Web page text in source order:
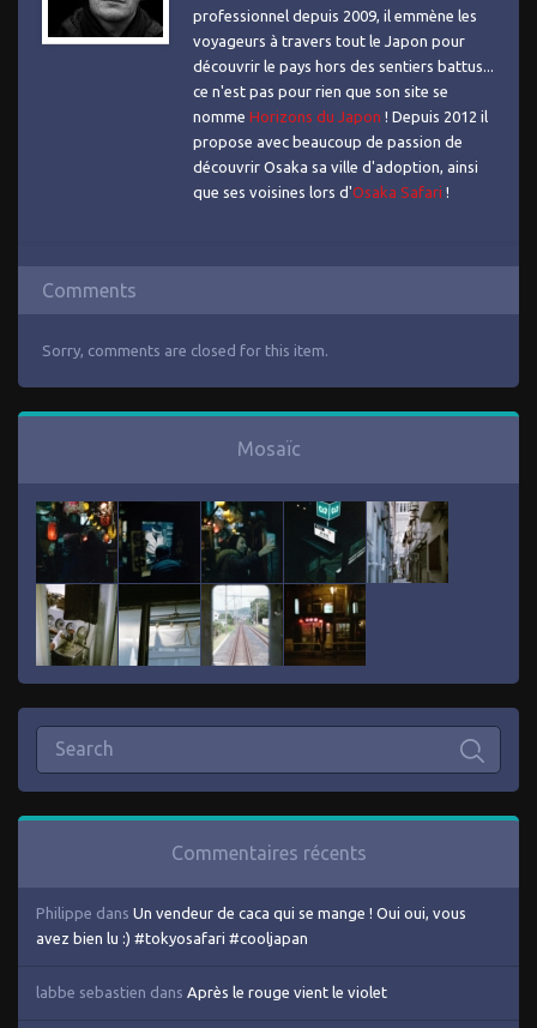
professionnel depuis 2009, il emmène les
voyageurs à travers tout le Japon pour
découvrir le pays hors des sentiers battus...
ce n'est pas pour rien que son site se
nomme Horizons du Japon ! Depuis 2012 il
propose avec beaucoup de passion de
découvrir Osaka sa ville d'adoption, ainsi
que ses voisines lors d'Osaka Safari !
Comments
Sorry, comments are closed for this item.
Mosaïc
Commentaires récents
Philippe dans Un vendeur de caca qui se mange ! Oui oui, vous
avez bien lu :) #tokyosafari #cooljapan
labbe sebastien dans Après le rouge vient le violet